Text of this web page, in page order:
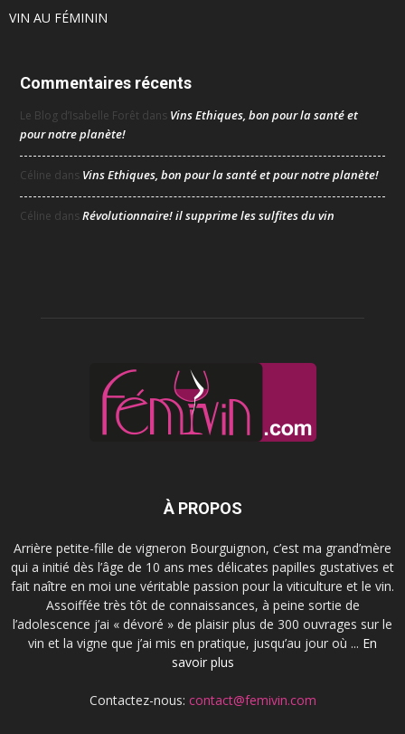
VIN AU FÉMININ
Commentaires récents
Le Blog d’Isabelle Forêt dans Vins Ethiques, bon pour la santé et
pour notre planète!
Céline dans Vins Ethiques, bon pour la santé et pour notre planète!
Céline dansRévolutionnaire! il supprime les sulfites du vin
À PROPOS
Arrière petite-fille de vigneron Bourguignon, c’est ma grand’mère
qui a initié dès l’âge de 10 ans mes délicates papilles gustatives et
fait naître en moi une véritable passion pour la viticulture et le vin.
Assoiffée très tôt de connaissances, à peine sortie de
l’adolescence j’ai « dévoré » de plaisir plus de 300 ouvrages sur le
vin et la vigne que j’ai mis en pratique, jusqu’au jour où ... En
savoir plus
Contactez-nous: contact@femivin.com